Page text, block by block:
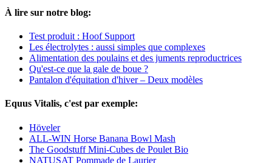
À lire sur notre blog:
Test produit : Hoof Support
Les électrolytes : aussi simples que complexes
Alimentation des poulains et des juments reproductrices
Qu'est-ce que la gale de boue ?
Pantalon d'équitation d'hiver – Deux modèles
Equus Vitalis, c'est par exemple:
Höveler
ALL-WIN Horse Banana Bowl Mash
The Goodstuff Mini-Cubes de Poulet Bio
NATUSAT Pommade de Laurier